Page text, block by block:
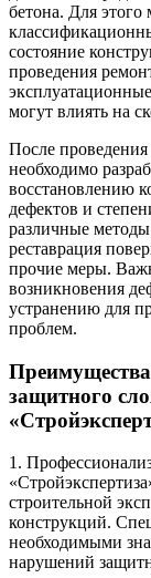
бетона. Для
состояние
проведения
могут влиять на
После
необходимо
восстановлению
дефектов и
различные
реставрация
прочие меры.
возникновения
устранению для
проблем.
защитного
1.
строительной
конструкций.
необходимыми
нарушений